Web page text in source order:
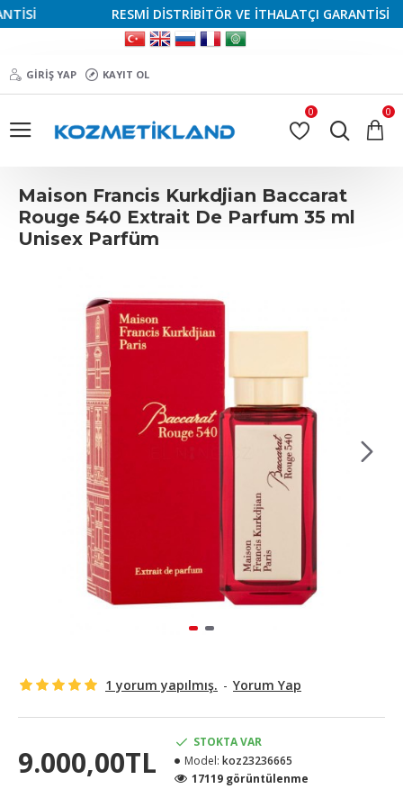
RESMİ DİSTRİBİTÖR VE İTHALATÇI GARANTİSİ
GIRIŞ YAP KAYIT OL
0 0
Maison Francis Kurkdjian Baccarat
Rouge 540 Extrait De Parfum 35 ml
Unisex Parfüm
1 yorum yapılmış. - Yorum Yap
9.000,00TL
STOKTA VAR
Model: koz23236665
17119 görüntülenme